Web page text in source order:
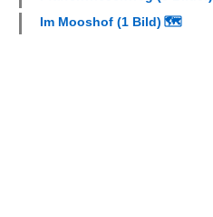
Im Mooshof (1 Bild) 🗺